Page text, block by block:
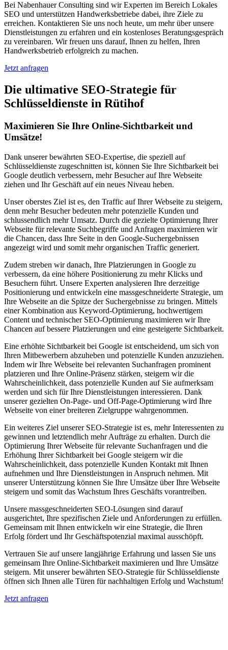
Bei Nabenhauer Consulting sind wir Experten im Bereich Lokales
SEO und unterstützen Handwerksbetriebe dabei, ihre Ziele zu
erreichen. Kontaktieren Sie uns noch heute, um mehr über unsere
Dienstleistungen zu erfahren und ein kostenloses Beratungsgespräch
zu vereinbaren. Wir freuen uns darauf, Ihnen zu helfen, Ihren
Handwerksbetrieb erfolgreich zu machen.
Jetzt anfragen
Die ultimative SEO-Strategie für
Schlüsseldienste in Rütihof
Maximieren Sie Ihre Online-Sichtbarkeit und
Umsätze!
Dank unserer bewährten SEO-Expertise, die speziell auf
Schlüsseldienste zugeschnitten ist, können Sie Ihre Sichtbarkeit bei
Google deutlich verbessern, mehr Besucher auf Ihre Webseite
ziehen und Ihr Geschäft auf ein neues Niveau heben.
Unser oberstes Ziel ist es, den Traffic auf Ihrer Webseite zu steigern,
denn mehr Besucher bedeuten mehr potenzielle Kunden und
schlussendlich mehr Umsatz. Durch die gezielte Optimierung Ihrer
Webseite für relevante Suchbegriffe und Anfragen maximieren wir
die Chancen, dass Ihre Seite in den Google-Suchergebnissen
angezeigt wird und somit mehr organischen Traffic generiert.
Zudem streben wir danach, Ihre Platzierungen in Google zu
verbessern, da eine höhere Positionierung zu mehr Klicks und
Besuchern führt. Unsere Experten analysieren Ihre derzeitige
Positionierung und entwickeln eine massgeschneiderte Strategie, um
Ihre Webseite an die Spitze der Suchergebnisse zu bringen. Mittels
einer Kombination aus Keyword-Optimierung, hochwertigem
Content und technischer SEO-Optimierung maximieren wir Ihre
Chancen auf bessere Platzierungen und eine gesteigerte Sichtbarkeit.
Eine erhöhte Sichtbarkeit bei Google ist entscheidend, um sich von
Ihren Mitbewerbern abzuheben und potenzielle Kunden anzuziehen.
Indem wir Ihre Webseite bei relevanten Suchanfragen prominent
platzieren und Ihre Online-Präsenz stärken, steigern wir die
Wahrscheinlichkeit, dass potenzielle Kunden auf Sie aufmerksam
werden und sich für Ihre Dienstleistungen interessieren. Dank
unserer gezielten On-Page- und Off-Page-Optimierung wird Ihre
Webseite von einer breiteren Zielgruppe wahrgenommen.
Ein weiteres Ziel unserer SEO-Strategie ist es, mehr Interessenten zu
gewinnen und letztendlich mehr Aufträge zu erhalten. Durch die
Optimierung Ihrer Webseite für relevante Suchanfragen und die
Erhöhung Ihrer Sichtbarkeit bei Google steigern wir die
Wahrscheinlichkeit, dass potenzielle Kunden Kontakt mit Ihnen
aufnehmen und Ihre Dienstleistungen in Anspruch nehmen. Mit
unserer Unterstützung können Sie Ihre Umsätze über Ihre Webseite
steigern und somit das Wachstum Ihres Geschäfts vorantreiben.
Unsere massgeschneiderten SEO-Lösungen sind darauf
ausgerichtet, Ihre spezifischen Ziele und Anforderungen zu erfüllen.
Gemeinsam mit Ihnen entwickeln wir eine Strategie, die Ihren
Erfolg fördert und Ihr Geschäftspotenzial maximal ausschöpft.
Vertrauen Sie auf unsere langjährige Erfahrung und lassen Sie uns
gemeinsam Ihre Online-Sichtbarkeit maximieren und Ihre Umsätze
steigern. Mit unserer bewährten SEO-Strategie für Schlüsseldienste
öffnen sich Ihnen alle Türen für nachhaltigen Erfolg und Wachstum!
Jetzt anfragen